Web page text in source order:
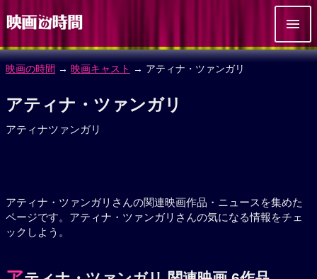
映画の時間 → 映画キャスト → アティナ・ツァンガリ
アティナ・ツァンガリ
アティナツァンガリ
アティナ・ツァンガリさんの関連映画作品・ニュースを集めた
ページです。アティナ・ツァンガリさんの気になる情報をチェ
ックしよう。